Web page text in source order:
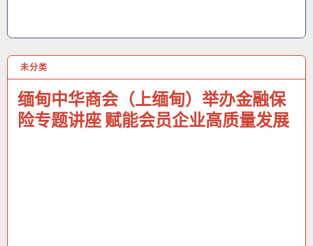
未分类
缅甸中华商会（上缅甸）举办金融保
险专题讲座 赋能会员企业高质量发展
21 5月 2026